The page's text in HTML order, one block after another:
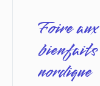
Foire
bienfaits
nordique